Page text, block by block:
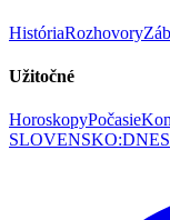
HistóriaRozhovory
Užitočné
HoroskopyPočasie
SLOVENSKO:DNES